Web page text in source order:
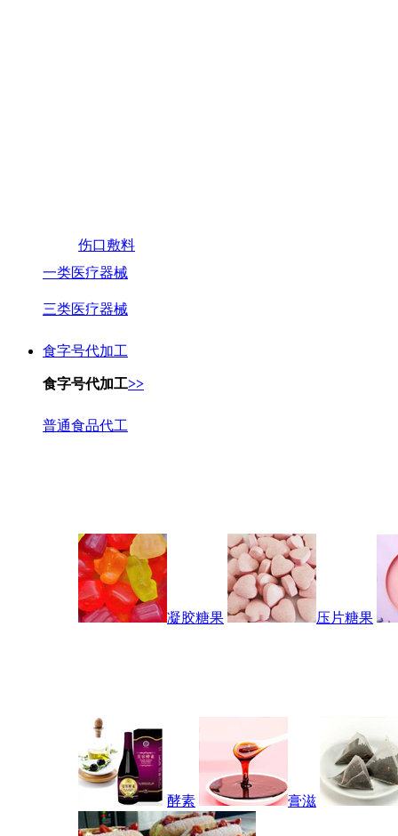
伤口敷料
一类医疗器械
三类医疗器械
食字号代加工
食字号代加工>>
普通食品代工
凝胶糖果 压片糖果
酵素 膏滋